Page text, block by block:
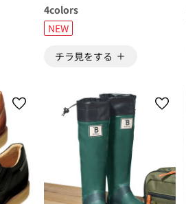
4colors
NEW
チラ見をする